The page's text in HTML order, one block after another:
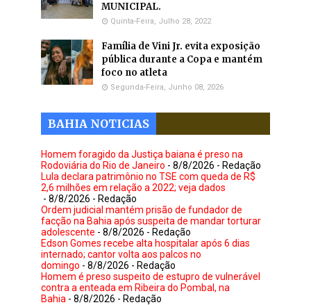
MUNICIPAL.
Quinta-Feira, Julho 28, 2022
Família de Vini Jr. evita exposição
pública durante a Copa e mantém
foco no atleta
Segunda-Feira, Junho 08, 2026
BAHIA NOTICIAS
Homem foragido da Justiça baiana é preso na
Rodoviária do Rio de Janeiro - 8/8/2026 - Redação
Lula declara patrimônio no TSE com queda de R$
2,6 milhões em relação a 2022; veja dados
- 8/8/2026 - Redação
Ordem judicial mantém prisão de fundador de
facção na Bahia após suspeita de mandar torturar
adolescente - 8/8/2026 - Redação
Edson Gomes recebe alta hospitalar após 6 dias
internado; cantor volta aos palcos no
domingo - 8/8/2026 - Redação
Homem é preso suspeito de estupro de vulnerável
contra a enteada em Ribeira do Pombal, na
Bahia - 8/8/2026 - Redação